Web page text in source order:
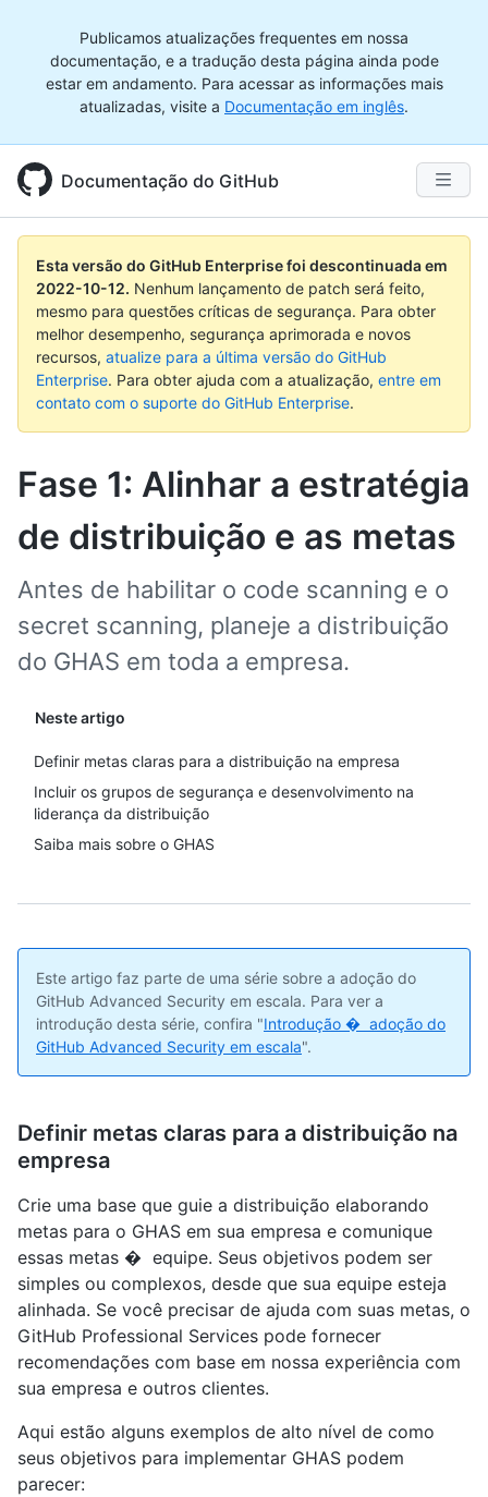
Publicamos atualizações frequentes em nossa
documentação, e a tradução desta página ainda pode
estar em andamento. Para acessar as informações mais
atualizadas, visite a Documentação em inglês.
Documentação do GitHub
Esta versão do GitHub Enterprise foi descontinuada em
2022-10-12. Nenhum lançamento de patch será feito,
mesmo para questões críticas de segurança. Para obter
melhor desempenho, segurança aprimorada e novos
recursos, atualize para a última versão do GitHub
Enterprise. Para obter ajuda com a atualização, entre em
contato com o suporte do GitHub Enterprise.
Fase 1: Alinhar a estratégia
de distribuição e as metas
Neste artigo
Definir metas claras para a distribuição na empresa
Incluir os grupos de segurança e desenvolvimento na
liderança da distribuição
Saiba mais sobre o GHAS
Antes de habilitar o code scanning e o
secret scanning, planeje a distribuição
do GHAS em toda a empresa.
Este artigo faz parte de uma série sobre a adoção do
GitHub Advanced Security em escala. Para ver a
introdução desta série, confira "Introdução � adoção do
GitHub Advanced Security em escala".
Definir metas claras para a distribuição na
empresa
Crie uma base que guie a distribuição elaborando
metas para o GHAS em sua empresa e comunique
essas metas � equipe. Seus objetivos podem ser
simples ou complexos, desde que sua equipe esteja
alinhada. Se você precisar de ajuda com suas metas, o
GitHub Professional Services pode fornecer
recomendações com base em nossa experiência com
sua empresa e outros clientes.
Aqui estão alguns exemplos de alto nível de como
seus objetivos para implementar GHAS podem
parecer: